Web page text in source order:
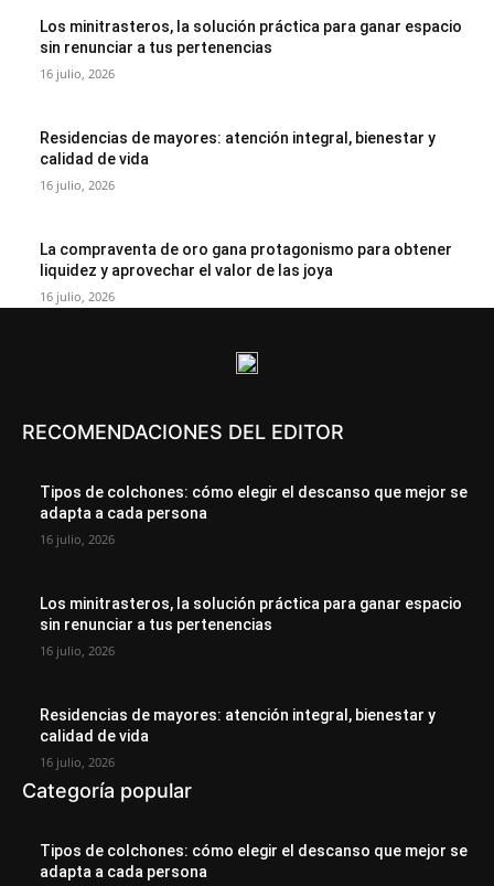
Los minitrasteros, la solución práctica para ganar espacio
sin renunciar a tus pertenencias
16 julio, 2026
Residencias de mayores: atención integral, bienestar y
calidad de vida
16 julio, 2026
La compraventa de oro gana protagonismo para obtener
liquidez y aprovechar el valor de las joya
16 julio, 2026
RECOMENDACIONES DEL EDITOR
Tipos de colchones: cómo elegir el descanso que mejor se
adapta a cada persona
16 julio, 2026
Los minitrasteros, la solución práctica para ganar espacio
sin renunciar a tus pertenencias
16 julio, 2026
Residencias de mayores: atención integral, bienestar y
calidad de vida
16 julio, 2026
Categoría popular
Tipos de colchones: cómo elegir el descanso que mejor se
adapta a cada persona